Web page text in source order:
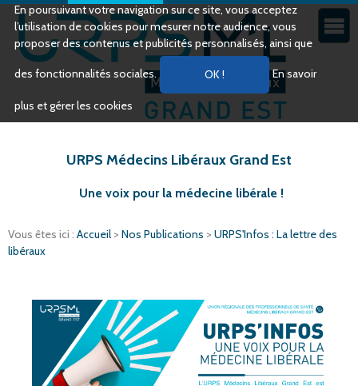
En poursuivant votre navigation sur ce site, vous acceptez
l’utilisation de cookies pour mesurer notre audience, vous
proposer des contenus et publicités personnalisés, ainsi que
des fonctionnalités sociales. En savoir
plus et gérer les cookies
URPS Médecins Libéraux Grand Est
Une voix pour la médecine libérale !
Vous êtes ici : Accueil > Nos Publications > URPS'Infos : La lettre des
libéraux